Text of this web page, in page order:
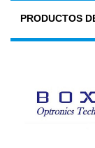
PRODUCTOS